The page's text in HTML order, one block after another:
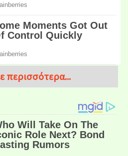
περισσότερα...